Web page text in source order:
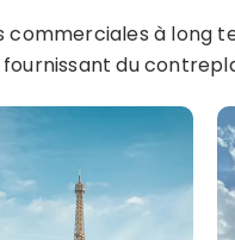
commerciales à long
du